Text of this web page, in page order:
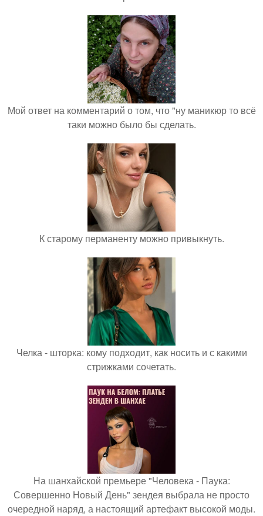
Мой ответ на комментарий о том, что "ну маникюр то всё
таки можно было бы сделать.
К старому перманенту можно привыкнуть.
Челка - шторка: кому подходит, как носить и с какими
стрижками сочетать.
На шанхайской премьере "Человека - Паука:
Совершенно Новый День" зендея выбрала не просто
очередной наряд, а настоящий артефакт высокой моды.